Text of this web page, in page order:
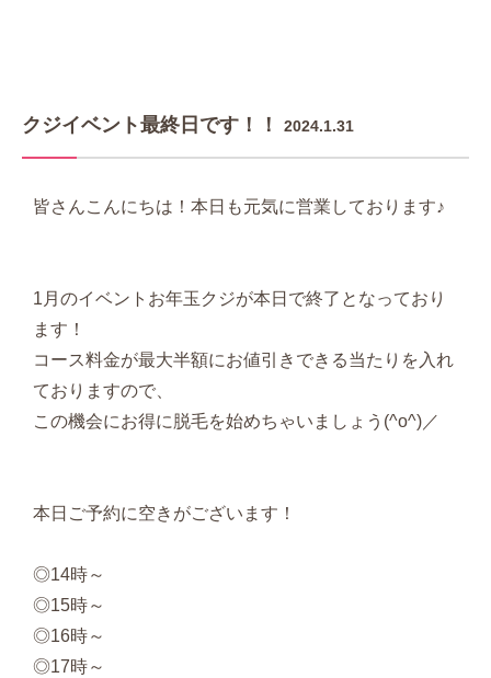
クジイベント最終日です！！ 2024.1.31
皆さんこんにちは！本日も元気に営業しております♪
1月のイベントお年玉クジが本日で終了となっており
ます！
コース料金が最大半額にお値引きできる当たりを入れ
ておりますので、
この機会にお得に脱毛を始めちゃいましょう(^o^)／
本日ご予約に空きがございます！
◎14時～
◎15時～
◎16時～
◎17時～